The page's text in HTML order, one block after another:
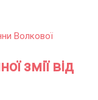
змії від